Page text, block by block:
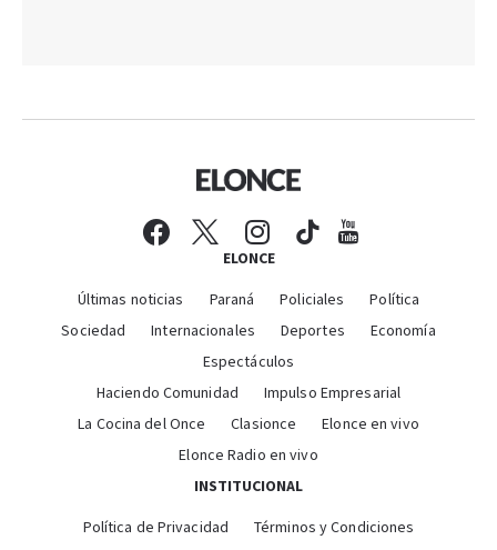
ELONCE
Últimas noticias Paraná Policiales
Política
Sociedad
Internacionales Deportes
Economía
Espectáculos
Haciendo Comunidad
Impulso Empresarial
La Cocina del Once
Clasionce
Elonce en vivo
Elonce Radio en vivo
INSTITUCIONAL
Política de Privacidad
Términos y Condiciones